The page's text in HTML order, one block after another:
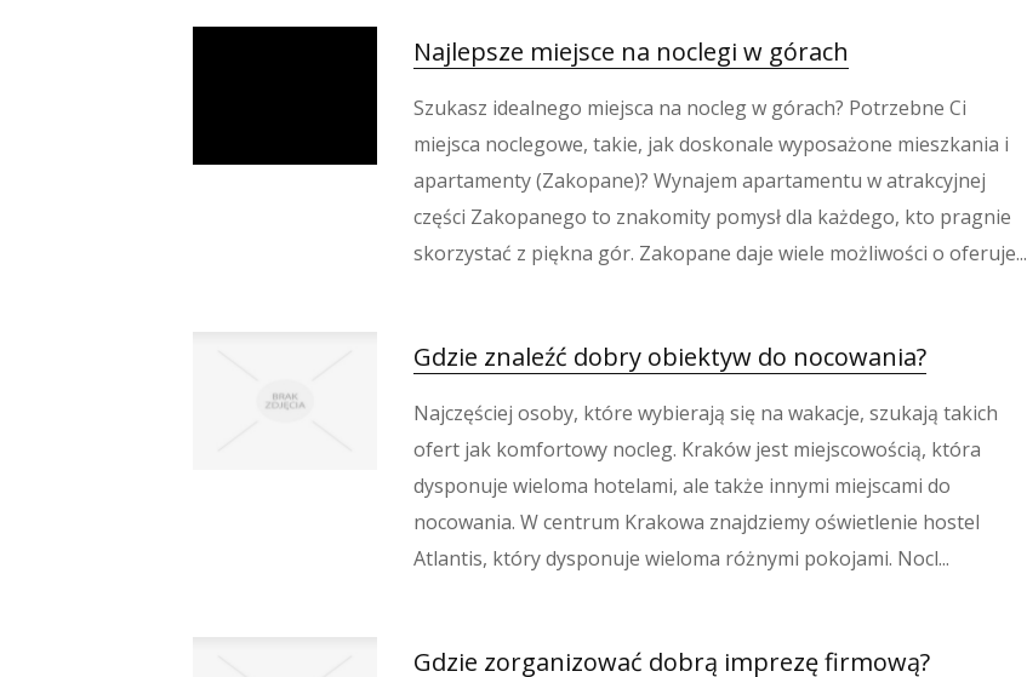
Najlepsze miejsce na noclegi w górach
Szukasz idealnego miejsca na nocleg w górach? Potrzebne Ci
miejsca noclegowe, takie, jak doskonale wyposażone mieszkania i
apartamenty (Zakopane)? Wynajem apartamentu w atrakcyjnej
części Zakopanego to znakomity pomysł dla każdego, kto pragnie
skorzystać z piękna gór. Zakopane daje wiele możliwości o oferuje...
Gdzie znaleźć dobry obiektyw do nocowania?
Najczęściej osoby, które wybierają się na wakacje, szukają takich
ofert jak komfortowy nocleg. Kraków jest miejscowością, która
dysponuje wieloma hotelami, ale także innymi miejscami do
nocowania. W centrum Krakowa znajdziemy oświetlenie hostel
Atlantis, który dysponuje wieloma różnymi pokojami. Nocl...
Gdzie zorganizować dobrą imprezę firmową?